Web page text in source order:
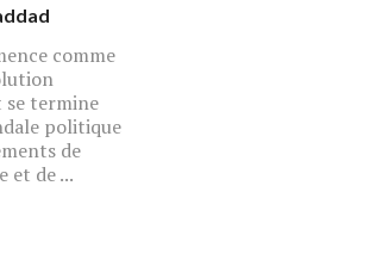
comme
se termine
politique
de
et de ...